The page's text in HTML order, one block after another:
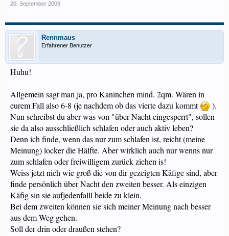
20. September 2009
Rennmaus
Erfahrener Benutzer
Huhu!
Allgemein sagt man ja, pro Kaninchen mind. 2qm. Wären in
eurem Fall also 6-8 (je nachdem ob das vierte dazu kommt
).
Nun schreibst du aber was von "über Nacht eingesperrt", sollen
sie da also ausschließlich schlafen oder auch aktiv leben?
Denn ich finde, wenn das nur zum schlafen ist, reicht (meine
Meinung) locker die Hälfte. Aber wirklich auch nur wenns nur
zum schlafen oder freiwilligem zurück ziehen is!
Weiss jetzt nich wie groß die von dir gezeigten Käfige sind, aber
finde persönlich über Nacht den zweiten besser. Als einzigen
Käfig sin sie aufjedenfalll beide zu klein.
Bei dem zweiten können sie sich meiner Meinung nach besser
aus dem Weg gehen.
Soll der drin oder draußen stehen?